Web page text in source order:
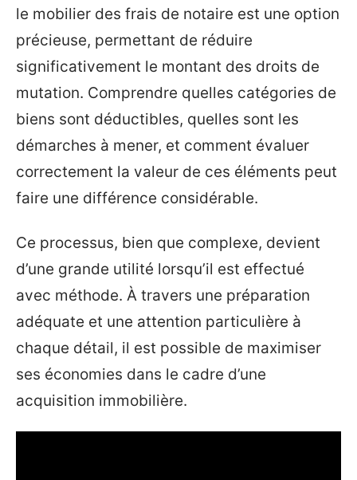
le mobilier des frais de notaire est une option
précieuse, permettant de réduire
significativement le montant des droits de
mutation. Comprendre quelles catégories de
biens sont déductibles, quelles sont les
démarches à mener, et comment évaluer
correctement la valeur de ces éléments peut
faire une différence considérable.
Ce processus, bien que complexe, devient
d’une grande utilité lorsqu’il est effectué
avec méthode. À travers une préparation
adéquate et une attention particulière à
chaque détail, il est possible de maximiser
ses économies dans le cadre d’une
acquisition immobilière.